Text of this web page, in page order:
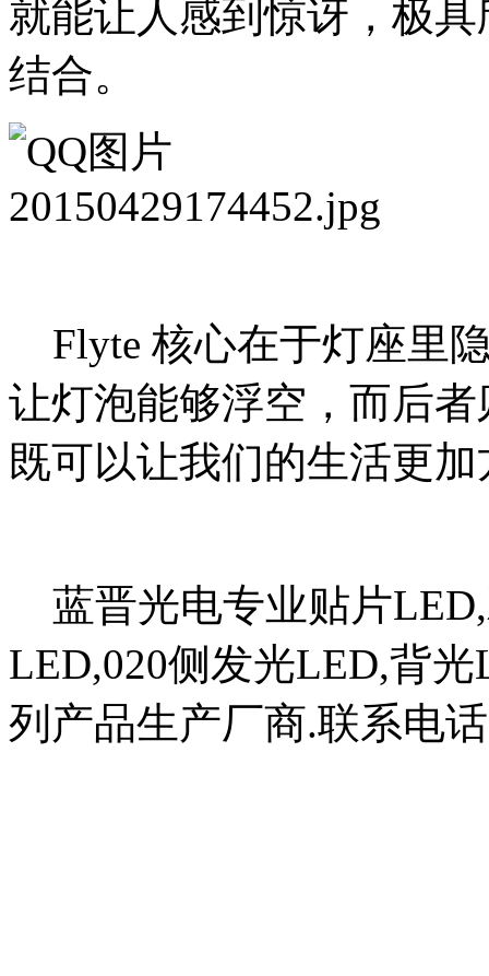
就能让人感到惊讶，极
结合。
Flyte 核心在于灯座里
让灯泡能够浮空，而后
既可以让我们的生活更
蓝晋光电专业贴片
LED,020侧发光LED,背
列产品生产厂商.联系电